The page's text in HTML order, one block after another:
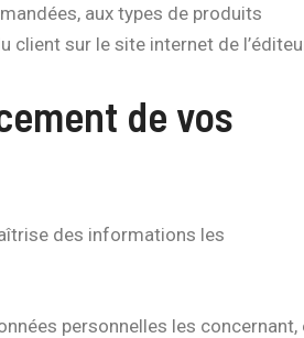
aux types de produits
sur le site internet de
de vos
des informations les
personnelles les concernant,